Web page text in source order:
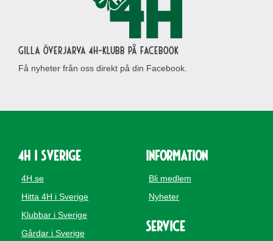
Gilla Överjarva 4H-klubb på Facebook
Få nyheter från oss direkt på din Facebook.
4H i Sverige
4H.se
Hitta 4H i Sverige
Klubbar i Sverige
Gårdar i Sverige
Information
Bli medlem
Nyheter
Service